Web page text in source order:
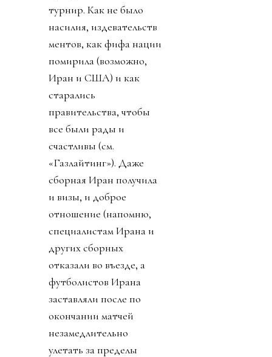
турнир. Как не было
насилия, издевательств
ментов, как фифа нации
помирила (возможно,
Иран и США) и как
старались
правительства, чтобы
все были рады и
счастливы (см.
«Газлайтинг»). Даже
сборная Иран получила
и визы, и доброе
отношение (напомню,
специалистам Ирана и
других сборных
отказали во въезде, а
футболистов Ирана
заставляли после по
окончании матчей
незамедлительно
улетать за пределы